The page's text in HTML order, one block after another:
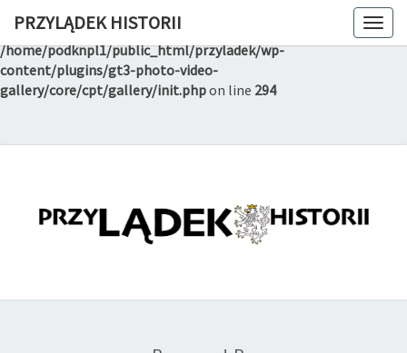
Notice: Trying to get property of non-object in
/home/podknpl1/public_html/przyladek/wp-
content/plugins/gt3-photo-video-
gallery/core/cpt/gallery/init.phpon line 294
PRZYLĄDEK HISTORII
Witryna
Lądeckiego